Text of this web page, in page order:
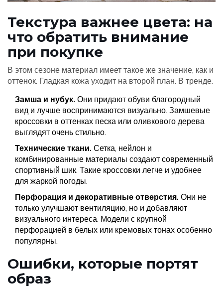
Текстура важнее цвета: на
что обратить внимание
при покупке
В этом сезоне материал имеет такое же значение, как и
оттенок. Гладкая кожа уходит на второй план. В тренде:
Замша и нубук. Они придают обуви благородный
вид и лучше воспринимаются визуально. Замшевые
кроссовки в оттенках песка или оливкового дерева
выглядят очень стильно.
Технические ткани. Сетка, нейлон и
комбинированные материалы создают современный
спортивный шик. Такие кроссовки легче и удобнее
для жаркой погоды.
Перфорация и декоративные отверстия. Они не
только улучшают вентиляцию, но и добавляют
визуального интереса. Модели с крупной
перфорацией в белых или кремовых тонах особенно
популярны.
Ошибки, которые портят
образ